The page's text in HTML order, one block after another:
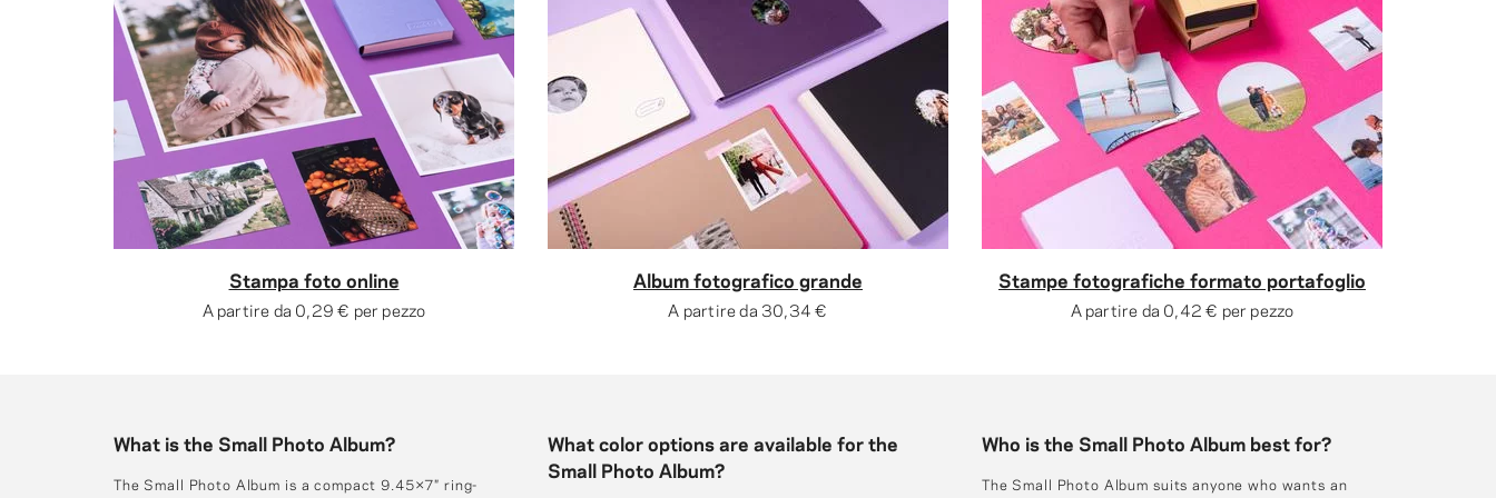
Stampa foto online
A partire da 0,29 € per pezzo
Album fotografico grande
A partire da 30,34 €
Stampe fotografiche formato portafoglio
A partire da 0,42 € per pezzo
What is the Small Photo Album?
The Small Photo Album is a compact 9.45×7″ ring-
What color options are available for the
Small Photo Album?
Who is the Small Photo Album best for?
The Small Photo Album suits anyone who wants an